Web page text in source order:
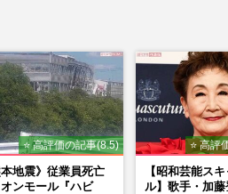
⭐ 高評価の記事(8.5)
本地震》従業員死亡
ンモール『ハビ
⭐ 高評
【昭和芸能ス
ル】歌手・加